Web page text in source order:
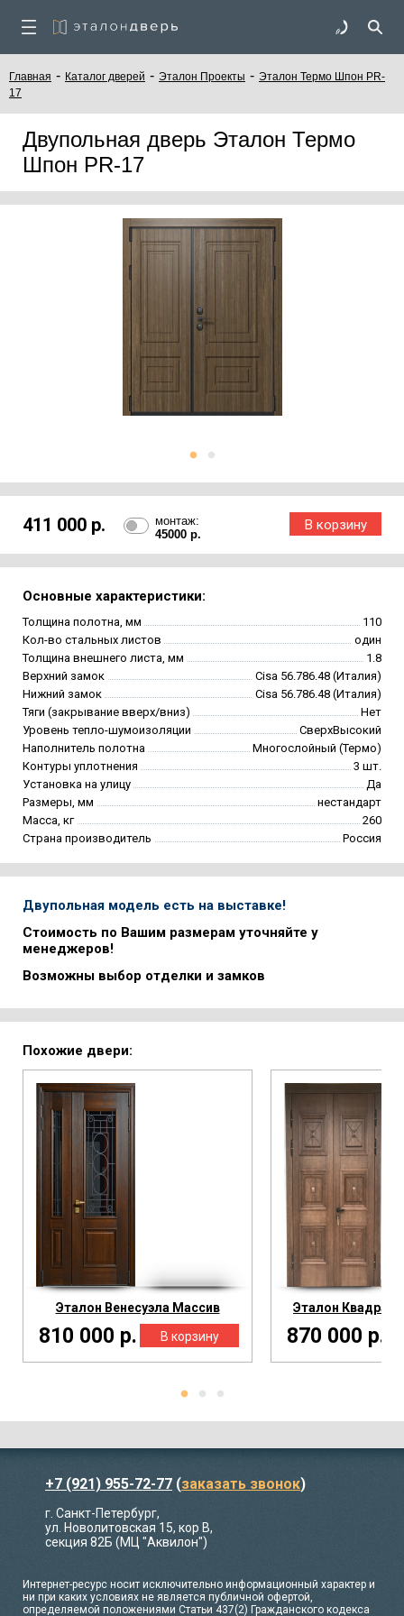
Главная - Каталог дверей - Эталон Проекты - Эталон Термо Шпон PR-
17
Двупольная дверь Эталон Термо
Шпон PR-17
411 000 р.
монтаж:
45000 р.
Основные характеристики:
Толщина полотна, мм
110
Кол-во стальных листов
один
Толщина внешнего листа, мм
1.8
Верхний замок
Cisa 56.786.48 (Италия)
Нижний замок
Cisa 56.786.48 (Италия)
Тяги (закрывание вверх/вниз)
Нет
Уровень тепло-шумоизоляции
СверхВысокий
Наполнитель полотна
Многослойный (Термо)
Контуры уплотнения
3 шт.
Установка на улицу
Да
Размеры, мм
нестандарт
Масса, кг
260
Страна производитель
Россия
Двупольная модель есть на выставке!
Стоимость по Вашим размерам уточняйте у
менеджеров!
Возможны выбор отделки и замков
Похожие двери:
Эталон Венесуэла Массив
810 000 р.
Эталон Квадрат
870 000 р.
+7 (921) 955-72-77 (заказать звонок)
г. Санкт-Петербург,
ул. Новолитовская 15, кор В,
секция 82Б (МЦ "Аквилон")
Интернет-ресурс носит исключительно информационный характер и
ни при каких условиях не является публичной офертой,
определяемой положениями Статьи 437(2) Гражданского кодекса